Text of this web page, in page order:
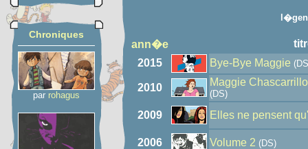
Chroniques
par rohagus
ann�e
2015
Bye-Bye Maggie
2010 Maggie
(DS)
2009 Elles ne pensent
2006 Volume 2 (DS)